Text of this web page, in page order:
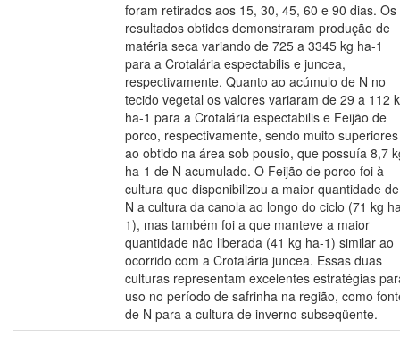
foram retirados aos 15, 30, 45, 60 e 90 dias. Os
resultados obtidos demonstraram produção de
matéria seca variando de 725 a 3345 kg ha-1
para a Crotalária espectabilis e juncea,
respectivamente. Quanto ao acúmulo de N no
tecido vegetal os valores variaram de 29 a 112
ha-1 para a Crotalária espectabilis e Feijão de
porco, respectivamente, sendo muito superiores
ao obtido na área sob pousio, que possuía 8,7
ha-1 de N acumulado. O Feijão de porco foi à
cultura que disponibilizou a maior quantidade de
N a cultura da canola ao longo do ciclo (71 kg
1), mas também foi a que manteve a maior
quantidade não liberada (41 kg ha-1) similar ao
ocorrido com a Crotalária juncea. Essas duas
culturas representam excelentes estratégias
uso no período de safrinha na região, como
de N para a cultura de inverno subseqüente.